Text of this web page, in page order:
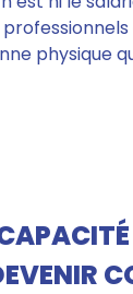
physique